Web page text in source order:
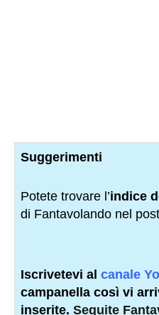
Suggerimenti
Potete trovare l’indice
di Fantavolando nel post
Iscrivetevi al canale
campanella così vi
inserite. Seguite